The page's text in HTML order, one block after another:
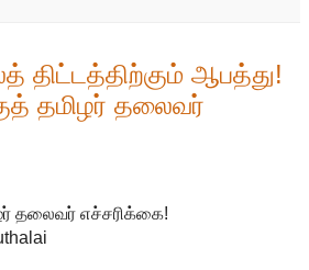
திட்டத்திற்கும் ஆபத்து!
தமிழர் தலைவர்
தலைவர் எச்சரிக்கை!